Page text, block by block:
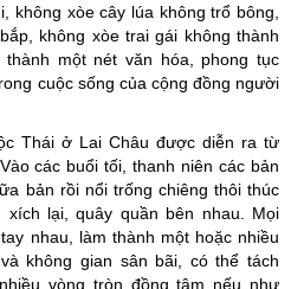
không xòe cây lúa không trổ bông,
không xòe trai gái không thành
một nét văn hóa, phong tục
cuộc sống của cộng đồng người
Thái ở Lai Châu được diễn ra từ
các buổi tối, thanh niên các bản
bản rồi nổi trống chiêng thôi thúc
lại, quây quần bên nhau. Mọi
nhau, làm thành một hoặc nhiều
không gian sân bãi, có thể tách
vòng tròn đồng tâm nếu như